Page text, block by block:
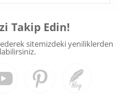
Takip Edin!
sitemizdeki yeniliklerden